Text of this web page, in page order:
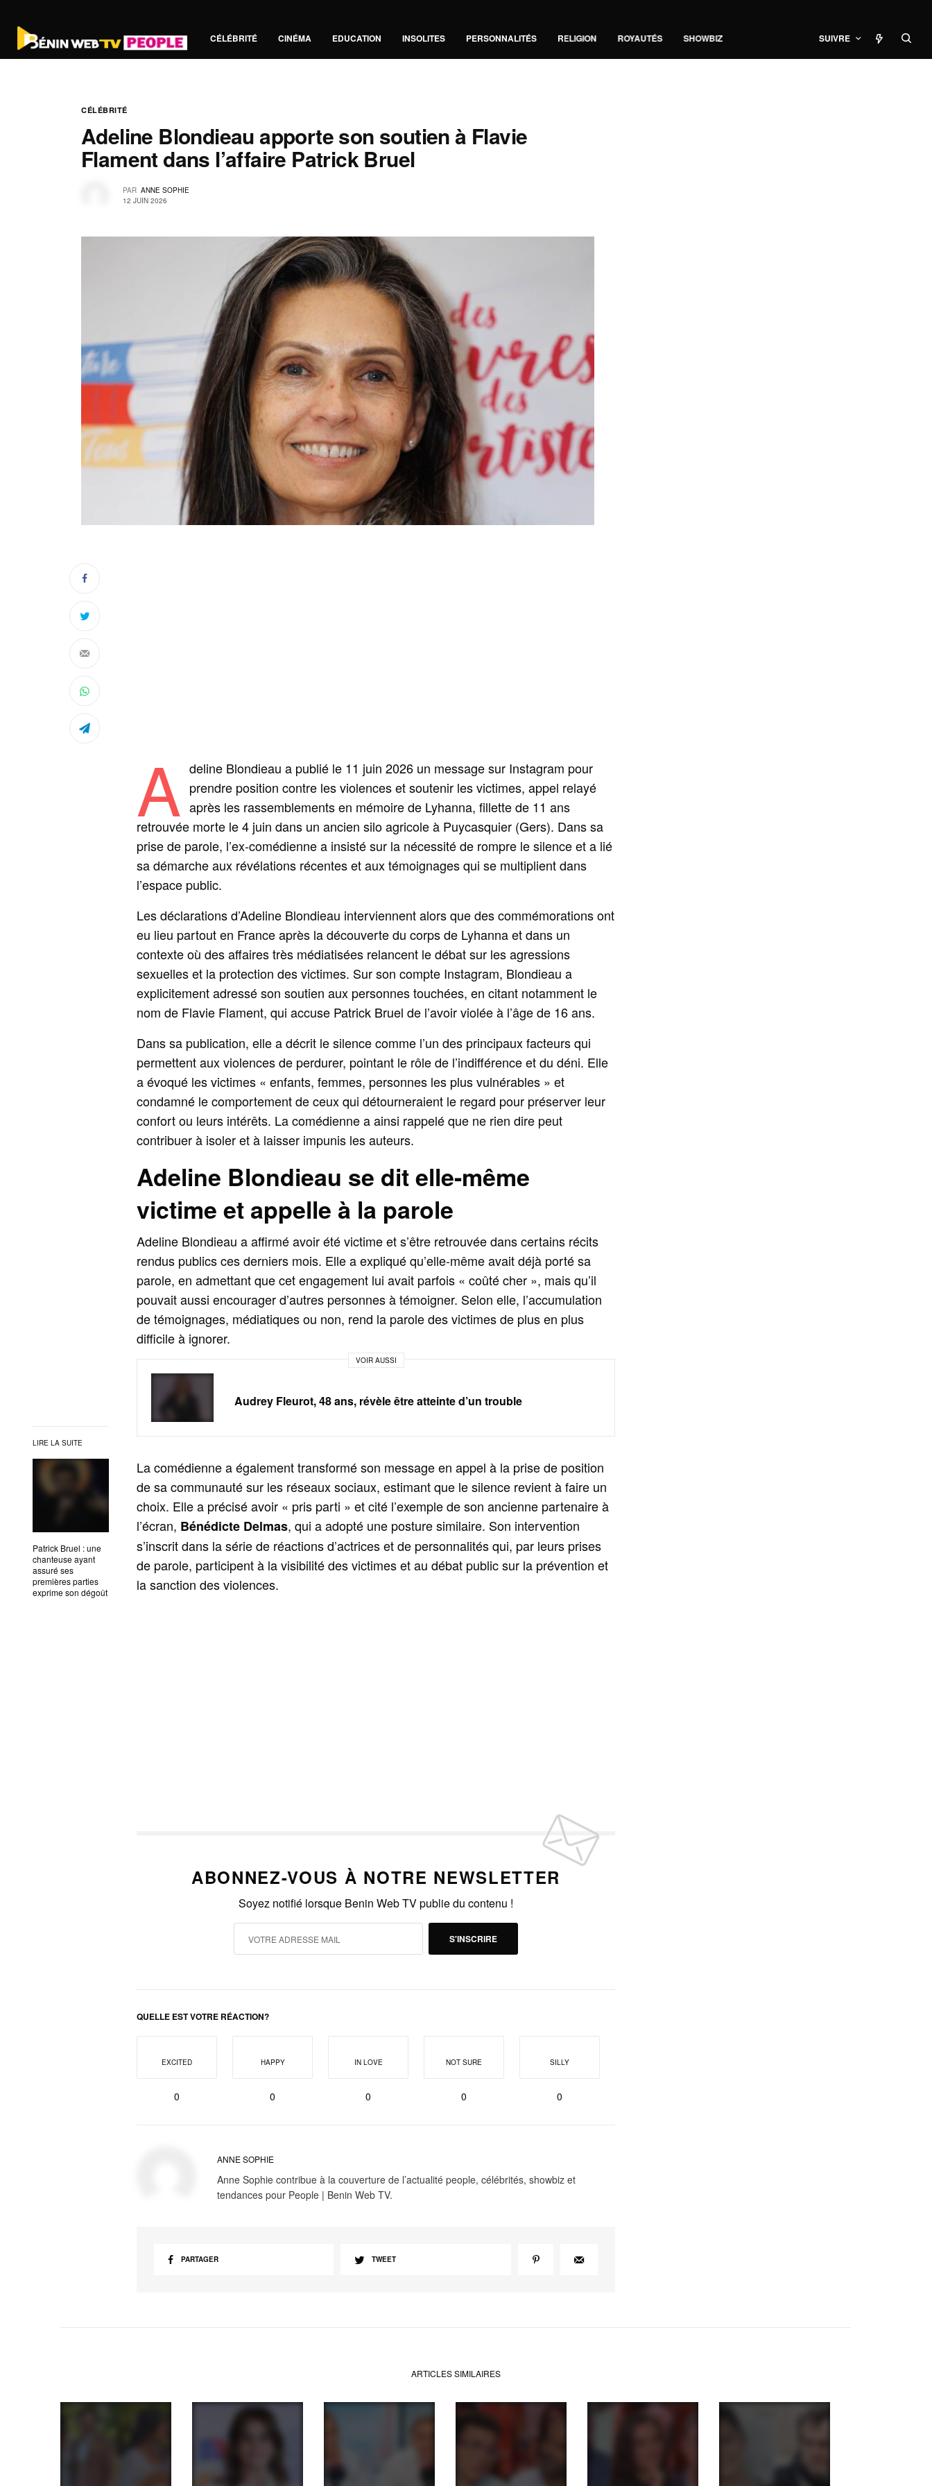
CÉLÉBRITÉ CINÉMA EDUCATION INSOLITES PERSONNALITÉS RELIGION ROYAUTÉS SHOWBIZ SUIVRE
CÉLÉBRITÉ
Adeline Blondieau apporte son soutien à Flavie
Flament dans l’affaire Patrick Bruel
PAR ANNE SOPHIE
12 JUIN 2026
LIRE LA SUITE
Patrick Bruel : une
chanteuse ayant
assuré ses
premières parties
exprime son dégoût
A deline Blondieau a publié le 11 juin 2026 un message sur Instagram pour
prendre position contre les violences et soutenir les victimes, appel relayé
après les rassemblements en mémoire de Lyhanna, fillette de 11 ans
retrouvée morte le 4 juin dans un ancien silo agricole à Puycasquier (Gers). Dans sa
prise de parole, l’ex-comédienne a insisté sur la nécessité de rompre le silence et a lié
sa démarche aux révélations récentes et aux témoignages qui se multiplient dans
l’espace public.
Les déclarations d’Adeline Blondieau interviennent alors que des commémorations ont
eu lieu partout en France après la découverte du corps de Lyhanna et dans un
contexte où des affaires très médiatisées relancent le débat sur les agressions
sexuelles et la protection des victimes. Sur son compte Instagram, Blondieau a
explicitement adressé son soutien aux personnes touchées, en citant notamment le
nom de Flavie Flament, qui accuse Patrick Bruel de l’avoir violée à l’âge de 16 ans.
Dans sa publication, elle a décrit le silence comme l’un des principaux facteurs qui
permettent aux violences de perdurer, pointant le rôle de l’indifférence et du déni. Elle
a évoqué les victimes « enfants, femmes, personnes les plus vulnérables » et
condamné le comportement de ceux qui détourneraient le regard pour préserver leur
confort ou leurs intérêts. La comédienne a ainsi rappelé que ne rien dire peut
contribuer à isoler et à laisser impunis les auteurs.
Adeline Blondieau se dit elle-même
victime et appelle à la parole
Adeline Blondieau a affirmé avoir été victime et s’être retrouvée dans certains récits
rendus publics ces derniers mois. Elle a expliqué qu’elle-même avait déjà porté sa
parole, en admettant que cet engagement lui avait parfois « coûté cher », mais qu’il
pouvait aussi encourager d’autres personnes à témoigner. Selon elle, l’accumulation
de témoignages, médiatiques ou non, rend la parole des victimes de plus en plus
difficile à ignorer.
VOIR AUSSI
Audrey Fleurot, 48 ans, révèle être atteinte d’un trouble
La comédienne a également transformé son message en appel à la prise de position
de sa communauté sur les réseaux sociaux, estimant que le silence revient à faire un
choix. Elle a précisé avoir « pris parti » et cité l’exemple de son ancienne partenaire à
l’écran, Bénédicte Delmas, qui a adopté une posture similaire. Son intervention
s’inscrit dans la série de réactions d’actrices et de personnalités qui, par leurs prises
de parole, participent à la visibilité des victimes et au débat public sur la prévention et
la sanction des violences.
ABONNEZ-VOUS À NOTRE NEWSLETTER
Soyez notifié lorsque Benin Web TV publie du contenu !
S'INSCRIRE
QUELLE EST VOTRE RÉACTION?
EXCITED
0
HAPPY
0
IN LOVE
0
NOT SURE
0
SILLY
0
ANNE SOPHIE
Anne Sophie contribue à la couverture de l’actualité people, célébrités, showbiz et
tendances pour People | Benin Web TV.
PARTAGER TWEET
ARTICLES SIMILAIRES